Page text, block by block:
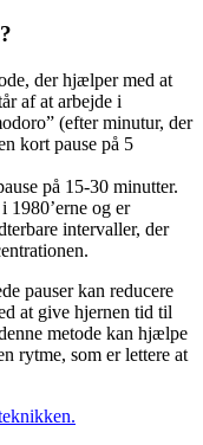
der hjælper med at
af at arbejde i
(efter minutur, der
kort pause på 5
på 15-30 minutter.
og er
intervaller, der
pauser kan reducere
at give hjernen tid til
metode kan hjælpe
rytme, som er lettere at